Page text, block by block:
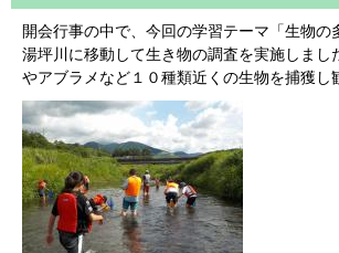
開会行事の中で、今回の学習テーマ「生物の
湯坪川に移動して生き物の調査を実施しまし
やアブラメなど１０種類近くの生物を捕獲し